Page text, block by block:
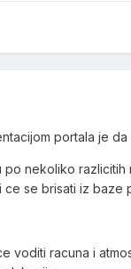
portala je
nekoliko
se brisati iz
voditi racuna i